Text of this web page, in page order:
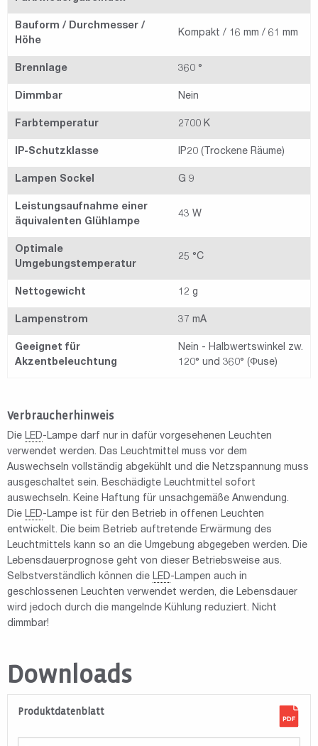
Bauform / Durchmesser /
Höhe
Kompakt / 16 mm / 61 mm
Brennlage 360 °
Dimmbar Nein
Farbtemperatur 2700 K
IP-Schutzklasse IP20 (Trockene Räume)
Lampen Sockel G 9
Leistungsaufnahme einer
äquivalenten Glühlampe
43 W
Optimale
Umgebungstemperatur
25 °C
Nettogewicht 12 g
Lampenstrom 37 mA
Geeignet für
Akzentbeleuchtung
Nein - Halbwertswinkel zw.
120° und 360° (Φuse)
Verbraucherhinweis
Die LED-Lampe darf nur in dafür vorgesehenen Leuchten
verwendet werden. Das Leuchtmittel muss vor dem
Auswechseln vollständig abgekühlt und die Netzspannung muss
ausgeschaltet sein. Beschädigte Leuchtmittel sofort
auswechseln. Keine Haftung für unsachgemäße Anwendung.
Die LED-Lampe ist für den Betrieb in offenen Leuchten
entwickelt. Die beim Betrieb auftretende Erwärmung des
Leuchtmittels kann so an die Umgebung abgegeben werden. Die
Lebensdauerprognose geht von dieser Betriebsweise aus.
Selbstverständlich können die LED-Lampen auch in
geschlossenen Leuchten verwendet werden, die Lebensdauer
wird jedoch durch die mangelnde Kühlung reduziert. Nicht
dimmbar!
Downloads
Produktdatenblatt